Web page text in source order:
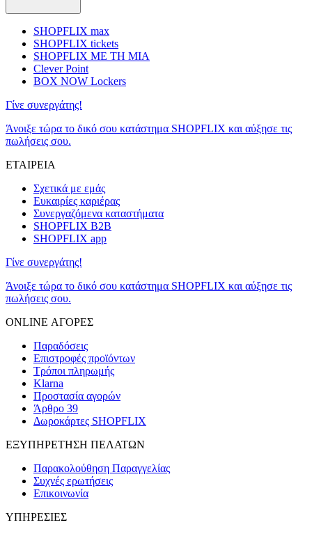
SHOPFLIX max
SHOPFLIX tickets
SHOPFLIX ΜΕ ΤΗ ΜΙΑ
Clever Point
BOX NOW Lockers
Γίνε συνεργάτης!
Άνοιξε τώρα το δικό σου κατάστημα SHOPFLIX και αύξησε τις
πωλήσεις σου.
ΕΤΑΙΡΕΙΑ
Σχετικά με εμάς
Ευκαιρίες καριέρας
Συνεργαζόμενα καταστήματα
SHOPFLIX B2B
SHOPFLIX app
Γίνε συνεργάτης!
Άνοιξε τώρα το δικό σου κατάστημα SHOPFLIX και αύξησε τις
πωλήσεις σου.
ONLINE ΑΓΟΡΕΣ
Παραδόσεις
Επιστροφές προϊόντων
Τρόποι πληρωμής
Klarna
Προστασία αγορών
Άρθρο 39
Δωροκάρτες SHOPFLIX
ΕΞΥΠΗΡΕΤΗΣΗ ΠΕΛΑΤΩΝ
Παρακολούθηση Παραγγελίας
Συχνές ερωτήσεις
Επικοινωνία
ΥΠΗΡΕΣΙΕΣ